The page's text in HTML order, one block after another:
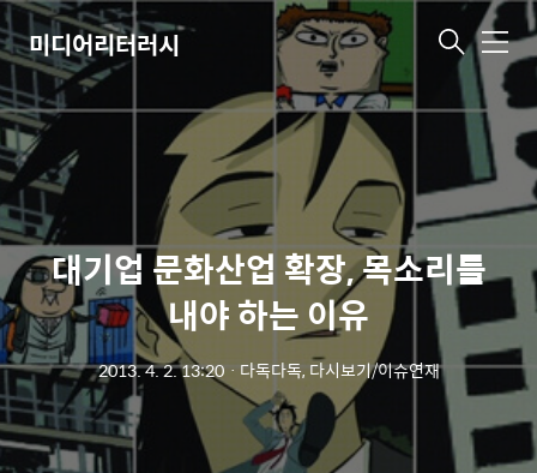
미디어리터러시 메
뉴
대기업 문화산업 확장, 목소리를
내야 하는 이유
2013. 4. 2. 13:20ㆍ 다독다독, 다시보기/이슈연재